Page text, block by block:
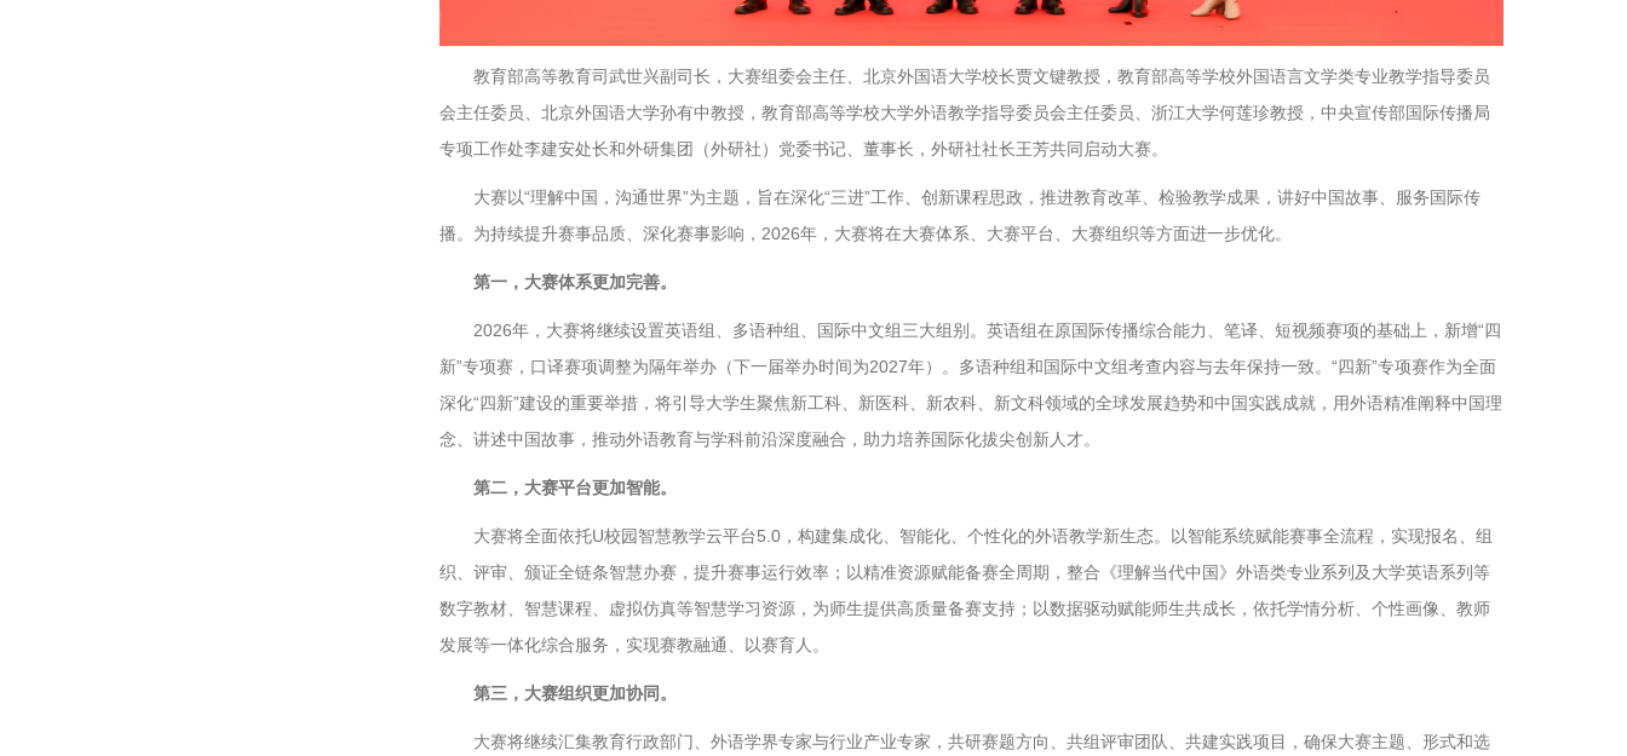
教育部高等教育司武世兴副司长，大赛组委会主任、北京外国语大学校长贾文键教授，教育部高等学校外国语言文学类专业教学指导委员
会主任委员、北京外国语大学孙有中教授，教育部高等学校大学外语教学指导委员会主任委员、浙江大学何莲珍教授，中央宣传部国际传播局
专项工作处李建安处长和外研集团（外研社）党委书记、董事长，外研社社长王芳共同启动大赛。
大赛以“理解中国，沟通世界”为主题，旨在深化“三进”工作、创新课程思政，推进教育改革、检验教学成果，讲好中国故事、服务国际传
播。为持续提升赛事品质、深化赛事影响，2026年，大赛将在大赛体系、大赛平台、大赛组织等方面进一步优化。
第一，大赛体系更加完善。
2026年，大赛将继续设置英语组、多语种组、国际中文组三大组别。英语组在原国际传播综合能力、笔译、短视频赛项的基础上，新增“四
新”专项赛，口译赛项调整为隔年举办（下一届举办时间为2027年）。多语种组和国际中文组考查内容与去年保持一致。“四新”专项赛作为全面
深化“四新”建设的重要举措，将引导大学生聚焦新工科、新医科、新农科、新文科领域的全球发展趋势和中国实践成就，用外语精准阐释中国理
念、讲述中国故事，推动外语教育与学科前沿深度融合，助力培养国际化拔尖创新人才。
第二， 大赛平台更加智能。
大赛将全面依托U校园智慧教学云平台5.0，构建集成化、智能化、个性化的外语教学新生态。以智能系统赋能赛事全流程，实现报名、组
织、评审、颁证全链条智慧办赛，提升赛事运行效率；以精准资源赋能备赛全周期，整合《理解当代中国》外语类专业系列及大学英语系列等
数字教材、智慧课程、虚拟仿真等智慧学习资源，为师生提供高质量备赛支持；以数据驱动赋能师生共成长，依托学情分析、个性画像、教师
发展等一体化综合服务，实现赛教融通、以赛育人。
第三， 大赛组织更加协同。
大赛将继续汇集教育行政部门、外语学界专家与行业产业专家，共研赛题方向、共组评审团队、共建实践项目，确保大赛主题、形式和选